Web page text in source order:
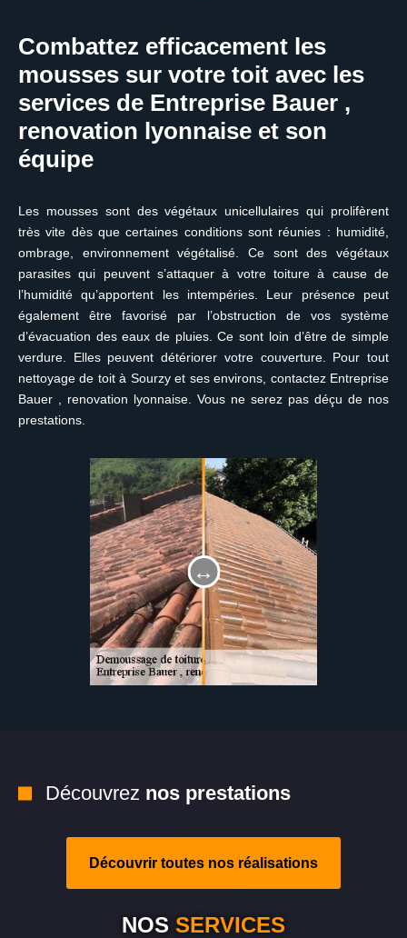
Combattez efficacement les
mousses sur votre toit avec les
services de Entreprise Bauer ,
renovation lyonnaise et son
équipe
Les mousses sont des végétaux unicellulaires qui prolifèrent
très vite dès que certaines conditions sont réunies : humidité,
ombrage, environnement végétalisé. Ce sont des végétaux
parasites qui peuvent s’attaquer à votre toiture à cause de
l’humidité qu’apportent les intempéries. Leur présence peut
également être favorisé par l’obstruction de vos système
d’évacuation des eaux de pluies. Ce sont loin d’être de simple
verdure. Elles peuvent détériorer votre couverture. Pour tout
nettoyage de toit à Sourzy et ses environs, contactez Entreprise
Bauer , renovation lyonnaise. Vous ne serez pas déçu de nos
prestations.
Découvrez nos prestations
Découvrir toutes nos réalisations
NOS SERVICES